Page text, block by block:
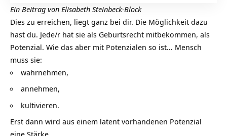
Ein Beitrag von Elisabeth Steinbeck-Block
Dies zu erreichen, liegt ganz bei dir. Die Möglichkeit dazu
hast du. Jede/r hat sie als Geburtsrecht mitbekommen, als
Potenzial. Wie das aber mit Potenzialen so ist… Mensch
muss sie:
wahrnehmen,
annehmen,
kultivieren.
Erst dann wird aus einem latent vorhandenen Potenzial